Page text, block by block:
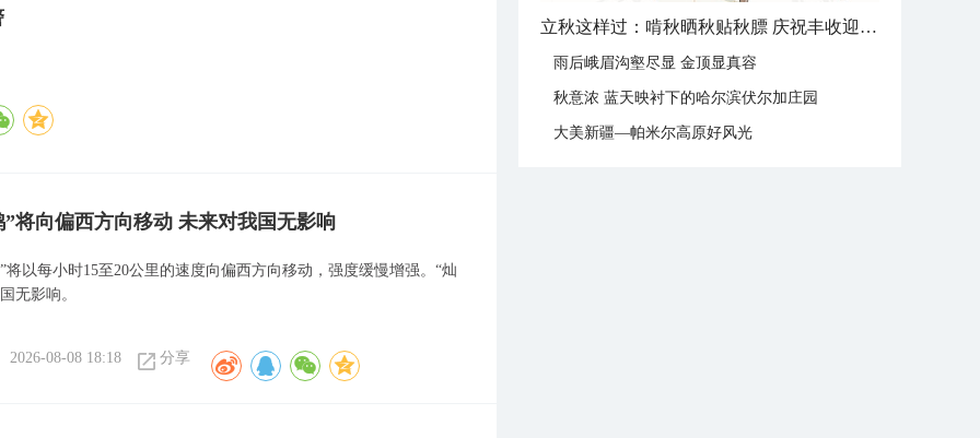
”将向偏西方向移动 未来对我国无影响
将以每小时15至20公里的速度向偏西方向移动，强度缓慢增强。“灿
无影响。
2026-08-08 18:18 分享
立秋这样过：啃秋晒秋贴秋膘 庆祝丰收迎秋来
雨后峨眉沟壑尽显 金顶显真容
秋意浓 蓝天映衬下的哈尔滨伏尔加庄园
大美新疆—帕米尔高原好风光